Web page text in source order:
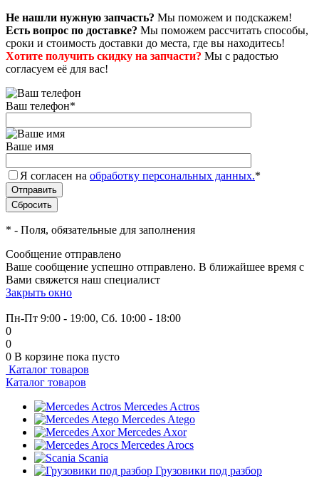
Не нашли нужную запчасть? Мы поможем и подскажем!
Есть вопрос по доставке? Мы поможем рассчитать способы,
сроки и стоимость доставки до места, где вы находитесь!
Хотите получить скидку на запчасти? Мы с радостью
согласуем её для вас!
Ваш телефон*
Ваше имя
Я согласен на обработку персональных данных.*
* - Поля, обязательные для заполнения
Сообщение отправлено
Ваше сообщение успешно отправлено. В ближайшее время с
Вами свяжется наш специалист
Закрыть окно
Пн-Пт 9:00 - 19:00, Сб. 10:00 - 18:00
0
0
0 В корзине пока пусто
Каталог товаров
Каталог товаров
Mercedes Actros
Mercedes Atego
Mercedes Axor
Mercedes Arocs
Scania
Грузовики под разбор